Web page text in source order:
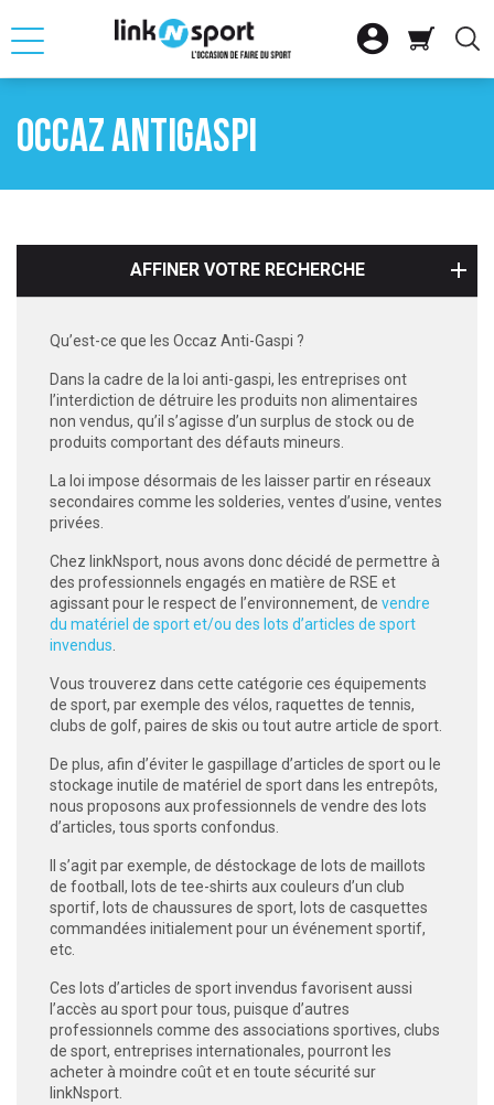

ACCESSOIRES
 SKI NORDIQUE
SNOWBOARD

SAC
CHARIOT

MUSCULATION
VELO DE ROUTE
VELO URBAIN ET
VELO ENFANT

BATEAU
GLISSE
DE COMBAT
DE RAQUETTE
OCCAZ ANTIGASPI
AFFINER VOTRE RECHERCHE
Qu’est-ce que les Occaz Anti-Gaspi ?
Dans la cadre de la loi anti-gaspi, les entreprises ont
l’interdiction de détruire les produits non alimentaires
non vendus, qu’il s’agisse d’un surplus de stock ou de
produits comportant des défauts mineurs.
La loi impose désormais de les laisser partir en réseaux
secondaires comme les solderies, ventes d’usine, ventes
privées.
Chez linkNsport, nous avons donc décidé de permettre à
des professionnels engagés en matière de RSE et
agissant pour le respect de l’environnement, de vendre
du matériel de sport et/ou des lots d’articles de sport
invendus.
Vous trouverez dans cette catégorie ces équipements
de sport, par exemple des vélos, raquettes de tennis,
clubs de golf, paires de skis ou tout autre article de sport.
De plus, afin d’éviter le gaspillage d’articles de sport ou le
stockage inutile de matériel de sport dans les entrepôts,
nous proposons aux professionnels de vendre des lots
d’articles, tous sports confondus.
Il s’agit par exemple, de déstockage de lots de maillots
de football, lots de tee-shirts aux couleurs d’un club
sportif, lots de chaussures de sport, lots de casquettes
commandées initialement pour un événement sportif,
etc.
Ces lots d’articles de sport invendus favorisent aussi
l’accès au sport pour tous, puisque d’autres
professionnels comme des associations sportives, clubs
de sport, entreprises internationales, pourront les
acheter à moindre coût et en toute sécurité sur
linkNsport.